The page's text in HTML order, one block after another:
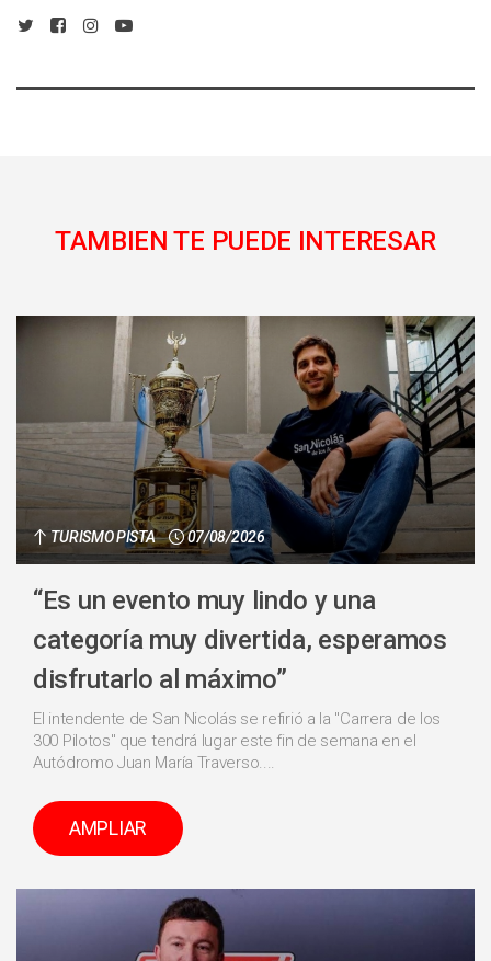
TAMBIEN TE PUEDE INTERESAR
TURISMO PISTA 07/08/2026
“Es un evento muy lindo y una
categoría muy divertida, esperamos
disfrutarlo al máximo”
El intendente de San Nicolás se refirió a la "Carrera de los
300 Pilotos" que tendrá lugar este fin de semana en el
Autódromo Juan María Traverso....
AMPLIAR